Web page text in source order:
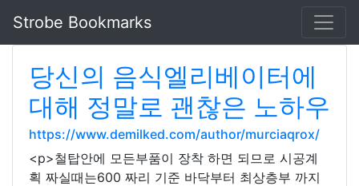
Strobe Bookmarks
당신의 음식엘리베이터에
대해 정말로 괜찮은 노하우
https://www.demilked.com/author/murciaqrox/
<p>철탑안에 모든부품이 장착 하면 되므로 시공계
획 짜실때는600 짜리 기준 바닥부터 최상층부 까지